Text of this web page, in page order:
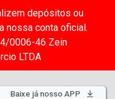
depósitos ou
nossa conta oficial.
0006-46 Zein
LTDA
Baixe já nosso APP